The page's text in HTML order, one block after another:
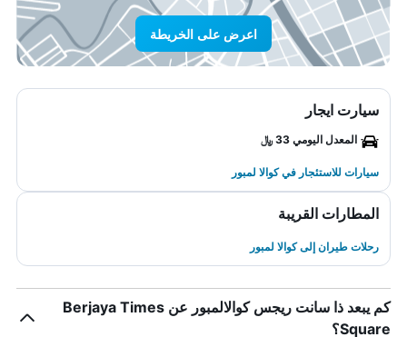
اعرض على الخريطة
سيارت ايجار
المعدل اليومي 33 ﷼
سيارات للاستئجار في كوالا لمبور
المطارات القريبة
رحلات طيران إلى كوالا لمبور
كم يبعد ذا سانت ريجس كوالالمبور عن Berjaya Times
Square؟